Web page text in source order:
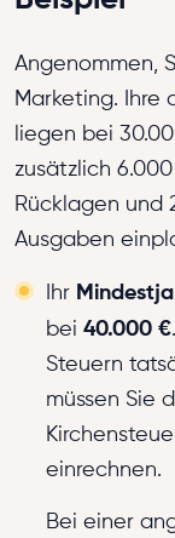
Angenommen,
Marketing. Ihre
liegen bei
zusätzlich
Rücklagen und
Ausgaben
Ihr
bei 40.000 €
Steuern
müssen Sie
einrechnen.
Bei einer